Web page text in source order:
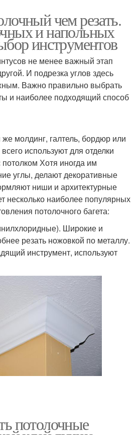
чем резать.
и напольных
инструментов
не менее важный этап
И подрезка углов здесь
Важно правильно выбрать
и наиболее подходящий способ
молдинг, галтель, бордюр или
используют для отделки
Хотя иногда им
углы, делают декоративные
ниши и архитектурные
несколько наиболее популярных
потолочного багета:
Широкие и
резать ножовкой по металлу.
инструмент, используют
потолочные